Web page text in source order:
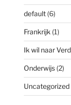
default(6)
Frankrijk (1)
Ik wil naar
Onderwijs(2)
Uncategorized